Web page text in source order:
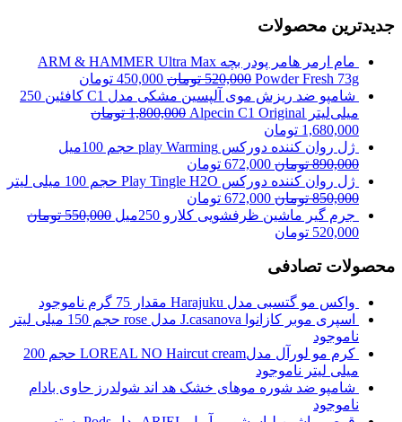
جدیدترین محصولات
مام ارمر هامر پودر بچه ARM & HAMMER Ultra Max
Powder Fresh 73g
520,000 تومان 450,000 تومان
شامپو ضد ریزش موی آلپسین مشکی مدل C1 کافئین 250
میلی‌لیتر Alpecin C1 Original
1,800,000 تومان
1,680,000 تومان
ژل روان کننده دورکس play Warming حجم 100میل
890,000 تومان 672,000 تومان
ژل روان کننده دورکس Play Tingle H2O حجم 100 میلی لیتر
850,000 تومان 672,000 تومان
جرم گیر ماشین ظرفشویی کلارو 250میل
550,000 تومان
520,000 تومان
محصولات تصادفی
واکس مو گتسبی مدل Harajuku مقدار 75 گرم
ناموجود
اسپری موبر کازانوا J.casanova مدل rose حجم 150 میلی لیتر
ناموجود
کرم مو لورآل مدلLOREAL NO Haircut cream حجم 200
میلی لیتر ناموجود
شامپو ضد شوره موهای خشک هد اند شولدرز حاوی بادام
ناموجود